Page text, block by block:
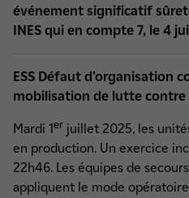
événement significatif
INES qui en compte 7, le 4
ESS Défaut d'organisation
mobilisation de lutte contre
Mardi 1er juillet 2025, les
en production. Un exercice
22h46. Les équipes de
appliquent le mode